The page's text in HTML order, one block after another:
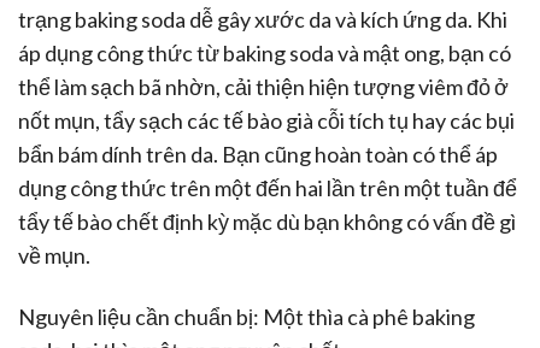
trạng baking soda dễ gây xước da và kích ứng da. Khi
áp dụng công thức từ baking soda và mật ong, bạn có
thể làm sạch bã nhờn, cải thiện hiện tượng viêm đỏ ở
nốt mụn, tẩy sạch các tế bào già cỗi tích tụ hay các bụi
bẩn bám dính trên da. Bạn cũng hoàn toàn có thể áp
dụng công thức trên một đến hai lần trên một tuần để
tẩy tế bào chết định kỳ mặc dù bạn không có vấn đề gì
về mụn.
Nguyên liệu cần chuẩn bị: Một thìa cà phê baking